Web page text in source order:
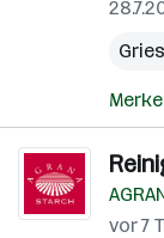
vor 7